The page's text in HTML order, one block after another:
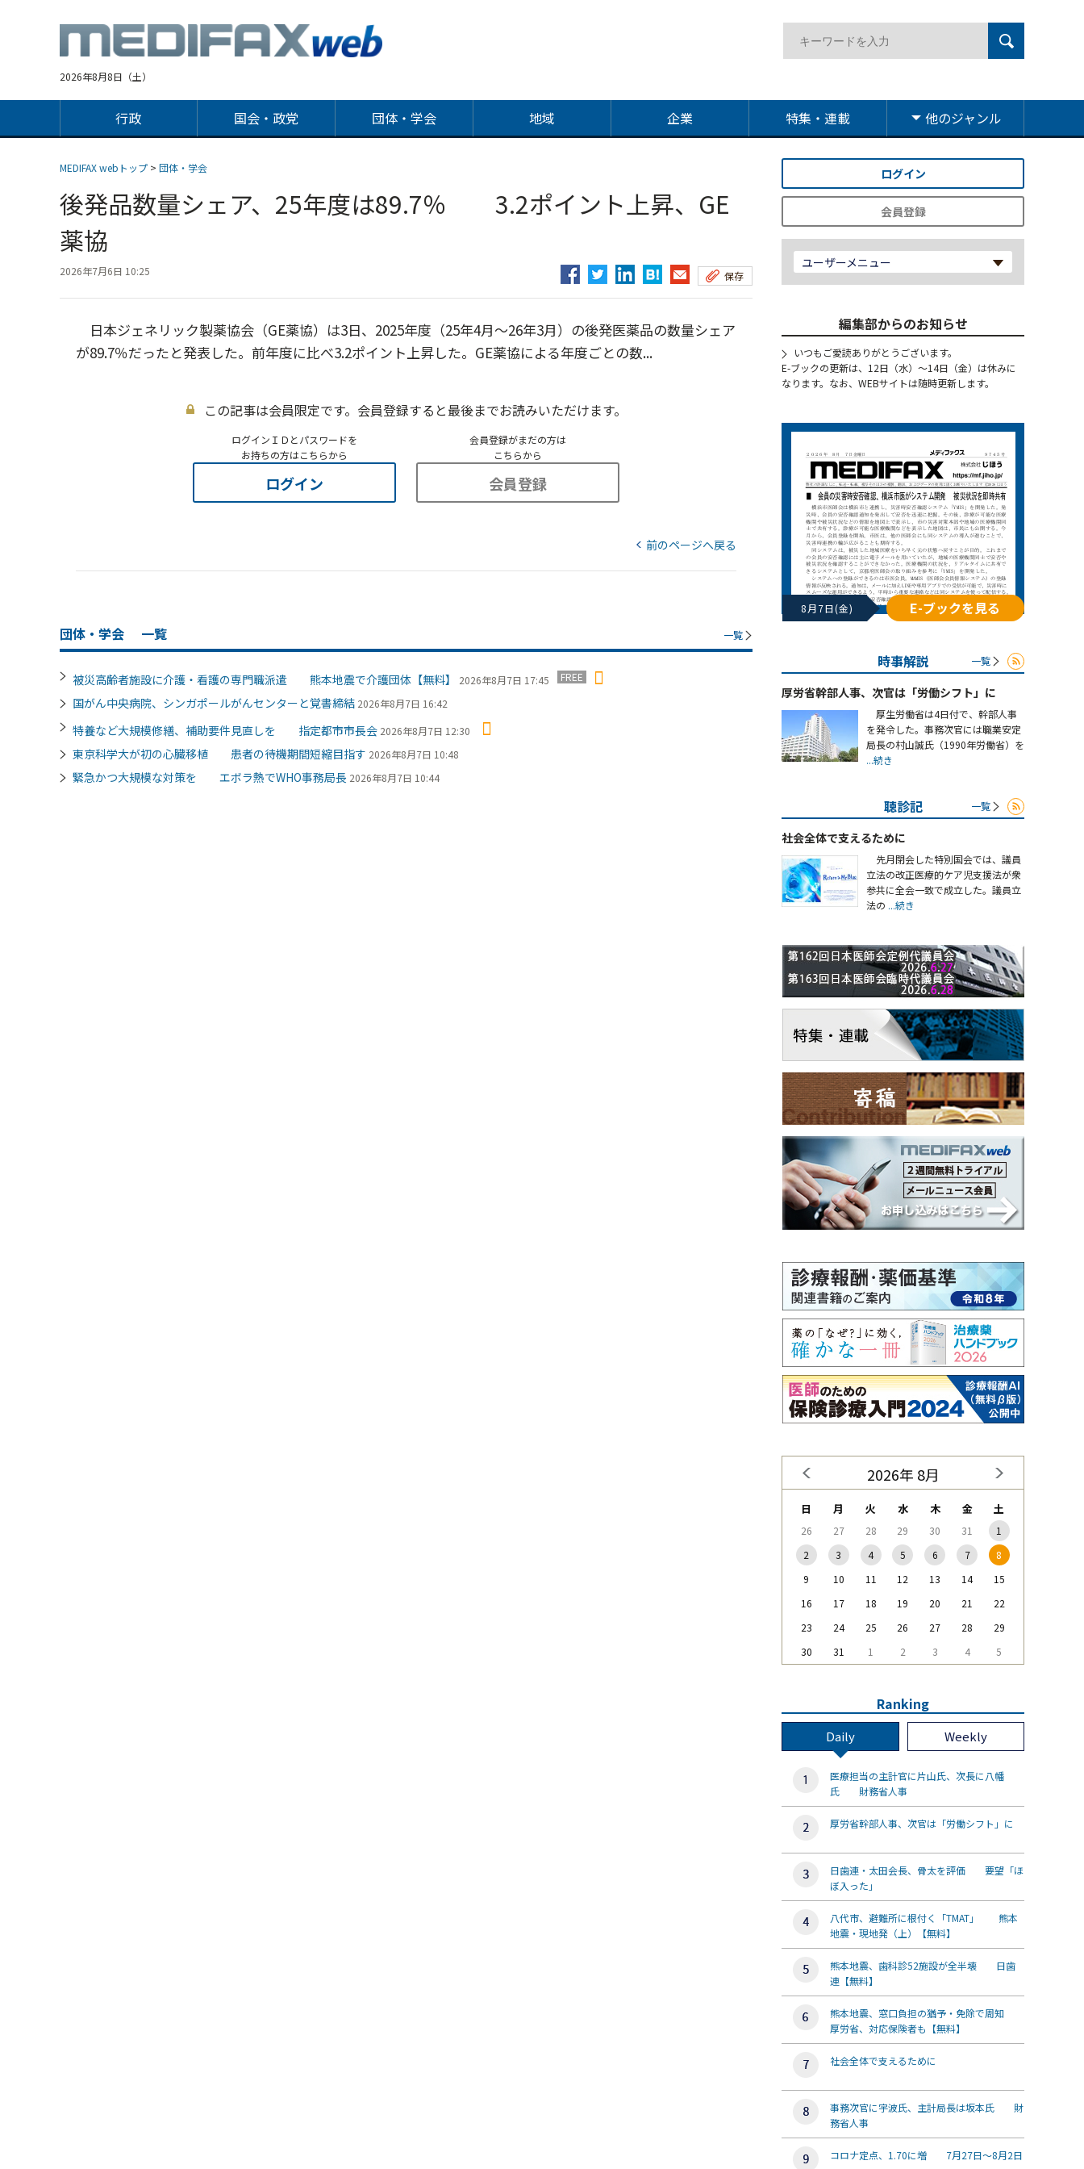
2026年8月8日（土）
行政 国会・政党 団体・学会 地域 企業 特集・連載 他のジャンル
MEDIFAX webトップ > 団体・学会
後発品数量シェア、25年度は89.7％ 3.2ポイント上昇、GE
薬協
2026年7月6日 10:25 保存
日本ジェネリック製薬協会（GE薬協）は3日、2025年度（25年4月～26年3月）の後発医薬品の数量シェア
が89.7％だったと発表した。前年度に比べ3.2ポイント上昇した。GE薬協による年度ごとの数...
この記事は会員限定です。会員登録すると最後までお読みいただけます。
ログインＩＤとパスワードを
お持ちの方はこちらから
ログイン
会員登録がまだの方は
こちらから
会員登録
前のページへ戻る
団体・学会 一覧 一覧
被災高齢者施設に介護・看護の専門職派遣 熊本地震で介護団体【無料】 2026年8月7日 17:45 FREE
国がん中央病院、シンガポールがんセンターと覚書締結 2026年8月7日 16:42
特養など大規模修繕、補助要件見直しを 指定都市市長会 2026年8月7日 12:30
東京科学大が初の心臓移植 患者の待機期間短縮目指す 2026年8月7日 10:48
緊急かつ大規模な対策を エボラ熱でWHO事務局長 2026年8月7日 10:44
ログイン
会員登録
ユーザーメニュー
編集部からのお知らせ
いつもご愛読ありがとうございます。
E-ブックの更新は、12日（水）～14日（金）は休みに
なります。なお、WEBサイトは随時更新します。
8月7日(金) E-ブックを見る
時事解説 一覧
厚労省幹部人事、次官は「労働シフト」に
厚生労働省は4日付で、幹部人事
を発令した。事務次官には職業安定
局長の村山誠氏（1990年労働省）を
...続き
聴診記 一覧
社会全体で支えるために
先月閉会した特別国会では、議員
立法の改正医療的ケア児支援法が衆
参共に全会一致で成立した。議員立
法の ...続き
2026年 8月
日 月 火 水 木 金 土
26 27 28 29 30 31
1
2
3 4 5 6 7
8
9
10 11 12 13 14
15
16
17 18 19 20 21
22
23
24 25 26 27 28
29
30
31 1 2 3 4 5
Ranking
Daily Weekly
医療担当の主計官に片山氏、次長に八幡
氏 財務省人事
厚労省幹部人事、次官は「労働シフト」に
日歯連・太田会長、骨太を評価 要望「ほ
ぼ入った」
八代市、避難所に根付く「TMAT」 熊本
地震・現地発（上）【無料】
熊本地震、歯科診52施設が全半壊 日歯
連【無料】
熊本地震、窓口負担の猶予・免除で周知
厚労省、対応保険者も【無料】
社会全体で支えるために
事務次官に宇波氏、主計局長は坂本氏 財
務省人事
コロナ定点、1.70に増 7月27日～8月2日